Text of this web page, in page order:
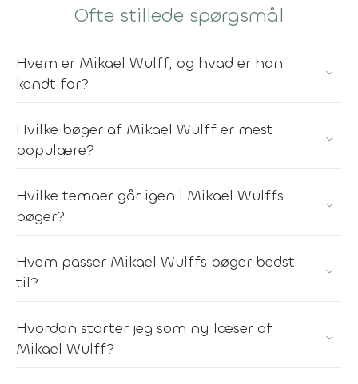
Ofte stillede spørgsmål
Hvem er Mikael Wulff, og hvad er han
kendt for?
Hvilke bøger af Mikael Wulff er mest
populære?
Hvilke temaer går igen i Mikael Wulffs
bøger?
Hvem passer Mikael Wulffs bøger bedst
til?
Hvordan starter jeg som ny læser af
Mikael Wulff?